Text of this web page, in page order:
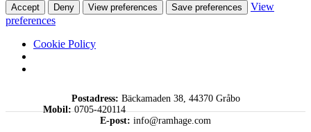
Accept Deny View preferences Save preferences
View
preferences
Cookie Policy
Postadress: Bäckamaden 38, 44370 Gråbo
Mobil:0705-420114
E-post: info@ramhage.com